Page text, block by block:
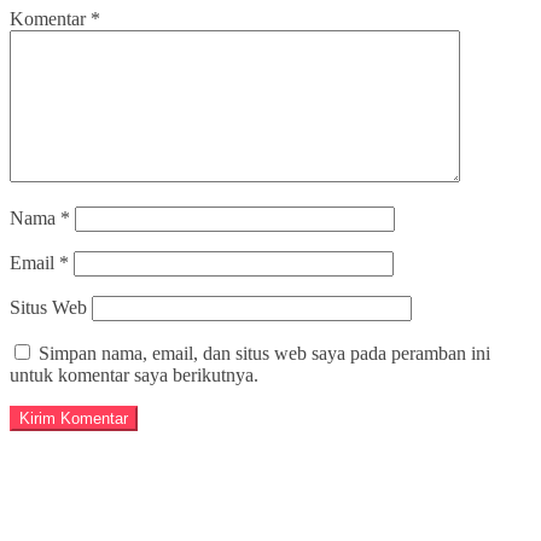
Komentar *
Nama *
Email *
Situs Web
Simpan nama, email, dan situs web saya pada peramban ini
untuk komentar saya berikutnya.